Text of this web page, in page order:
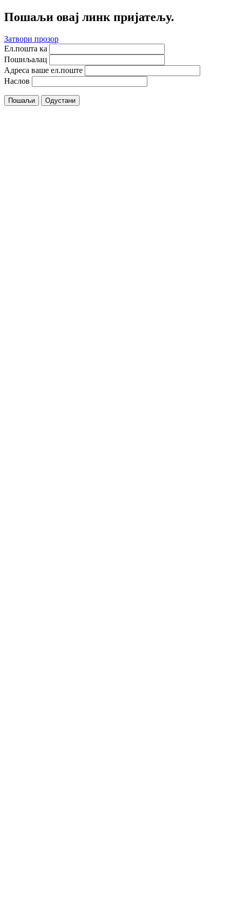
Пошаљи овај линк пријатељу.
Затвори прозор
Ел.пошта ка
Пошиљалац
Адреса ваше ел.поште
Наслов
Пошаљи Одустани